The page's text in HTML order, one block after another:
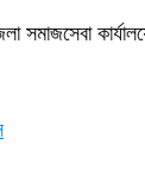
সমাজসেবা